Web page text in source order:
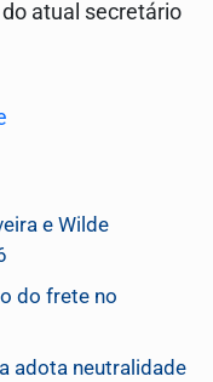
atual secretário
e Wilde
do frete no
adota neutralidade